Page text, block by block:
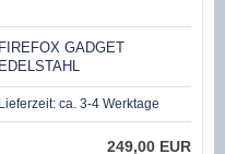
FIREFOX GADGET
EDELSTAHL
FFS190-108
SCHWARZ/GELB
Lieferzeit: ca. 3-4 Werktage
249,00 EUR